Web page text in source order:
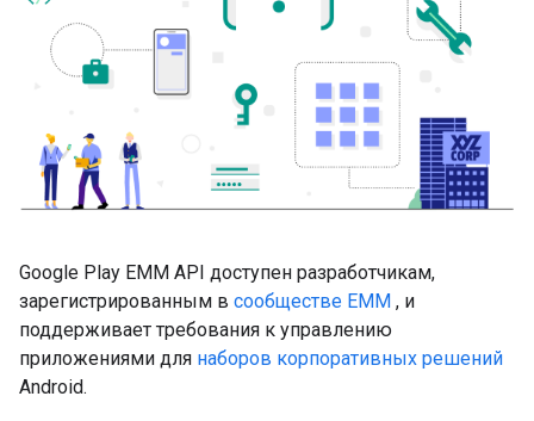
Google Play EMM API доступен разработчикам,
зарегистрированным в сообществе EMM , и
поддерживает требования к управлению
приложениями для наборов корпоративных решений
Android.